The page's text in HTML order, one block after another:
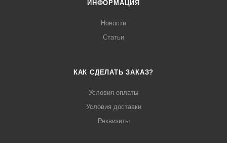
ИНФОРМАЦИЯ
Новости
Статьи
КАК СДЕЛАТЬ ЗАКАЗ?
Условия оплаты
Условия доставки
Реквизиты